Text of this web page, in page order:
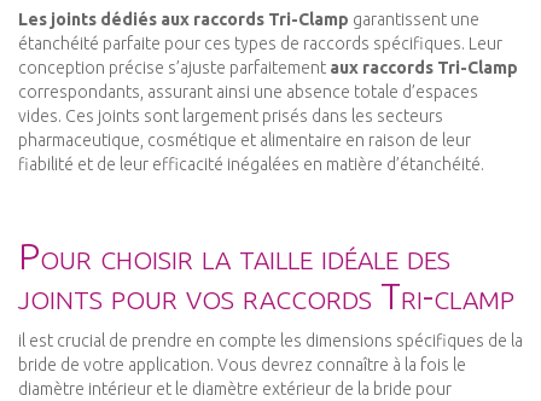
Les joints dédiés aux raccords Tri-Clamp garantissent une
étanchéité parfaite pour ces types de raccords spécifiques. Leur
conception précise s’ajuste parfaitement aux raccords Tri-Clamp
correspondants, assurant ainsi une absence totale d’espaces
vides. Ces joints sont largement prisés dans les secteurs
pharmaceutique, cosmétique et alimentaire en raison de leur
fiabilité et de leur efficacité inégalées en matière d’étanchéité.
Pour choisir la taille idéale des
joints pour vos raccords Tri-clamp
il est crucial de prendre en compte les dimensions spécifiques de la
bride de votre application. Vous devrez connaître à la fois le
diamètre intérieur et le diamètre extérieur de la bride pour